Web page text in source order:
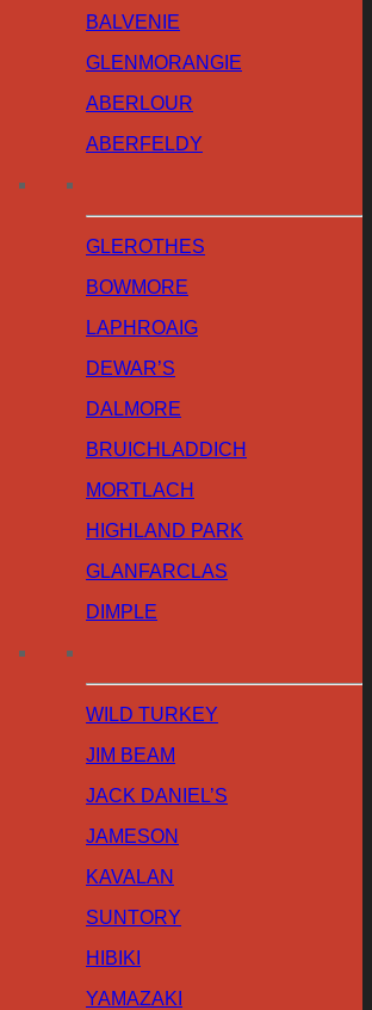
BALVENIE
GLENMORANGIE
ABERLOUR
ABERFELDY
GLEROTHES
BOWMORE
LAPHROAIG
DEWAR’S
DALMORE
BRUICHLADDICH
MORTLACH
HIGHLAND PARK
GLANFARCLAS
DIMPLE
WILD TURKEY
JIM BEAM
JACK DANIEL’S
JAMESON
KAVALAN
SUNTORY
HIBIKI
YAMAZAKI